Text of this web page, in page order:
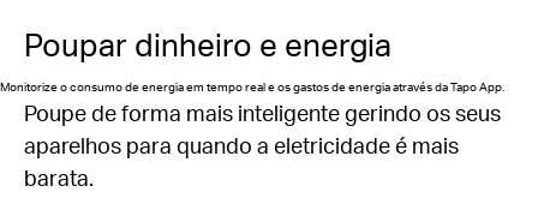
Poupar dinheiro e energia
Monitorize o consumo de energia em tempo real e os gastos de energia através da Tapo App.
Poupe de forma mais inteligente gerindo os seus
aparelhos para quando a eletricidade é mais
barata.